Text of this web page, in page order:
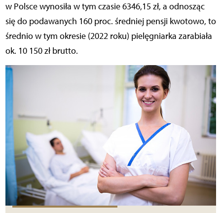
w Polsce wynosiła w tym czasie 6346,15 zł, a odnosząc
się do podawanych 160 proc. średniej pensji kwotowo, to
średnio w tym okresie (2022 roku) pielęgniarka zarabiała
ok. 10 150 zł brutto.